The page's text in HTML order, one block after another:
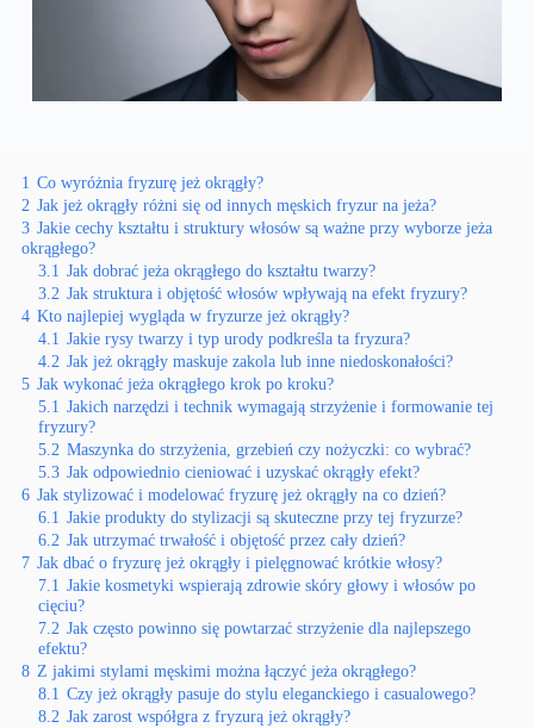
1 Co wyróżnia fryzurę jeż okrągły?
2 Jak jeż okrągły różni się od innych męskich fryzur na jeża?
3 Jakie cechy kształtu i struktury włosów są ważne przy wyborze jeża
okrągłego?
3.1 Jak dobrać jeża okrągłego do kształtu twarzy?
3.2 Jak struktura i objętość włosów wpływają na efekt fryzury?
4 Kto najlepiej wygląda w fryzurze jeż okrągły?
4.1 Jakie rysy twarzy i typ urody podkreśla ta fryzura?
4.2 Jak jeż okrągły maskuje zakola lub inne niedoskonałości?
5 Jak wykonać jeża okrągłego krok po kroku?
5.1 Jakich narzędzi i technik wymagają strzyżenie i formowanie tej
fryzury?
5.2 Maszynka do strzyżenia, grzebień czy nożyczki: co wybrać?
5.3 Jak odpowiednio cieniować i uzyskać okrągły efekt?
6 Jak stylizować i modelować fryzurę jeż okrągły na co dzień?
6.1 Jakie produkty do stylizacji są skuteczne przy tej fryzurze?
6.2 Jak utrzymać trwałość i objętość przez cały dzień?
7 Jak dbać o fryzurę jeż okrągły i pielęgnować krótkie włosy?
7.1 Jakie kosmetyki wspierają zdrowie skóry głowy i włosów po
cięciu?
7.2 Jak często powinno się powtarzać strzyżenie dla najlepszego
efektu?
8 Z jakimi stylami męskimi można łączyć jeża okrągłego?
8.1 Czy jeż okrągły pasuje do stylu eleganckiego i casualowego?
8.2 Jak zarost współgra z fryzurą jeż okrągły?